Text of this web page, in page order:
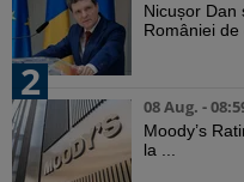
Nicușor Dan
României de
2
08 Aug. -
Moody’s
la ...